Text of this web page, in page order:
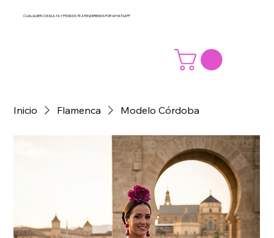
CUALQUIER CONSULTA Y PEDIDOS TE ATENDEREMOS POR WHATSAPP
Inicio Flamenca Modelo Córdoba